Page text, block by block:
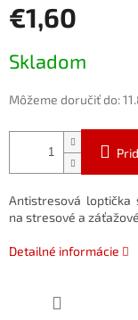
€1,60
cena:
Skladom
Môžeme doručiť do:
Antistresová loptička
na stresové a
Detailné informácie